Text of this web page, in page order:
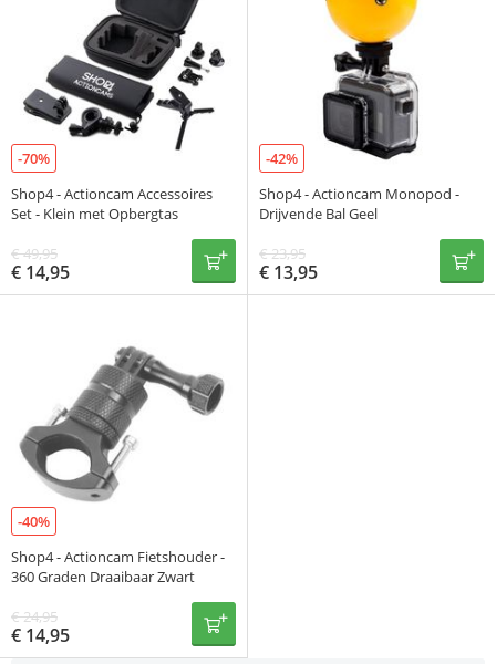
-70%
Shop4 - Actioncam Accessoires
Set - Klein met Opbergtas
€ 14,95
€49,95
-42%
Shop4 - Actioncam Monopod -
Drijvende Bal Geel
€ 13,95
€23,95
-40%
Shop4 - Actioncam Fietshouder -
360 Graden Draaibaar Zwart
€ 14,95
€24,95